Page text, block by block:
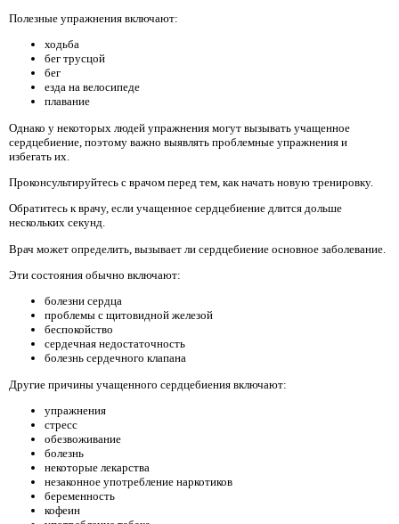
Полезные упражнения включают:
ходьба
бег трусцой
бег
езда на велосипеде
плавание
Однако у некоторых людей упражнения могут вызывать учащенное
сердцебиение, поэтому важно выявлять проблемные упражнения и
избегать их.
Проконсультируйтесь с врачом перед тем, как начать новую тренировку.
Обратитесь к врачу, если учащенное сердцебиение длится дольше
нескольких секунд.
Врач может определить, вызывает ли сердцебиение основное заболевание.
Эти состояния обычно включают:
болезни сердца
проблемы с щитовидной железой
беспокойство
сердечная недостаточность
болезнь сердечного клапана
Другие причины учащенного сердцебиения включают:
упражнения
стресс
обезвоживание
болезнь
некоторые лекарства
незаконное употребление наркотиков
беременность
кофеин